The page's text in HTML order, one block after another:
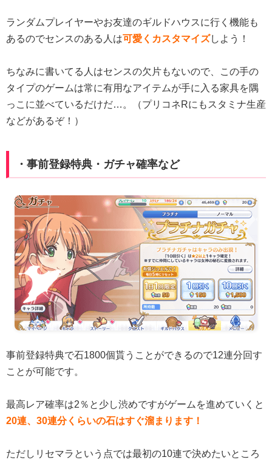
ランダムプレイヤーやお友達のギルドハウスに行く機能も
あるのでセンスのある人は可愛くカスタマイズしよう！
ちなみに書いてる人はセンスの欠片もないので、この手の
タイプのゲームは常に有用なアイテムが手に入る家具を隅
っこに並べているだけだ…。（プリコネRにもスタミナ生産
などがあるぞ！）
・事前登録特典・ガチャ確率など
事前登録特典で石1800個貰うことができるので12連分回す
ことが可能です。
最高レア確率は2％と少し渋めですがゲームを進めていくと
20連、30連分くらいの石はすぐ溜まります！
ただしリセマラという点では最初の10連で決めたいところ